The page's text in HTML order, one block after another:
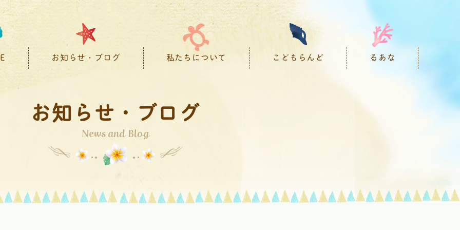
お知らせ・ブログ 私たちについて こどもらんど るあな
お知らせ・ブログ
News and Blog